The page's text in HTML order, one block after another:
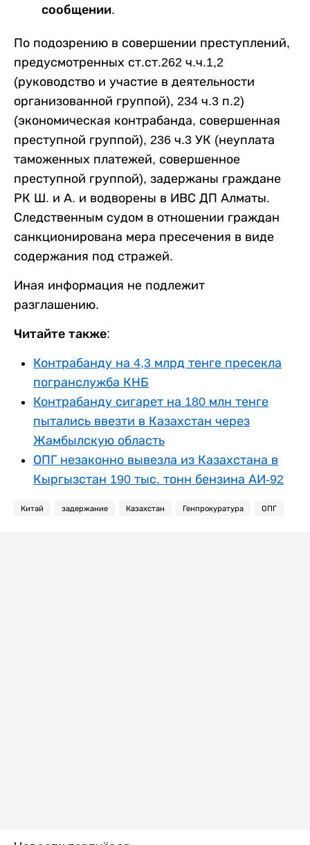
сообщении.
По подозрению в совершении преступлений,
предусмотренных ст.ст.262 ч.ч.1,2
(руководство и участие в деятельности
организованной группой), 234 ч.3 п.2)
(экономическая контрабанда, совершенная
преступной группой), 236 ч.3 УК (неуплата
таможенных платежей, совершенное
преступной группой), задержаны граждане
РК Ш. и А. и водворены в ИВС ДП Алматы.
Следственным судом в отношении граждан
санкционирована мера пресечения в виде
содержания под стражей.
Иная информация не подлежит
разглашению.
Читайте также:
Контрабанду на 4,3 млрд тенге пресекла
погранслужба КНБ
Контрабанду сигарет на 180 млн тенге
пытались ввезти в Казахстан через
Жамбылскую область
ОПГ незаконно вывезла из Казахстана в
Кыргызстан 190 тыс. тонн бензина АИ-92
Китай задержание Казахстан Генпрокуратура ОПГ